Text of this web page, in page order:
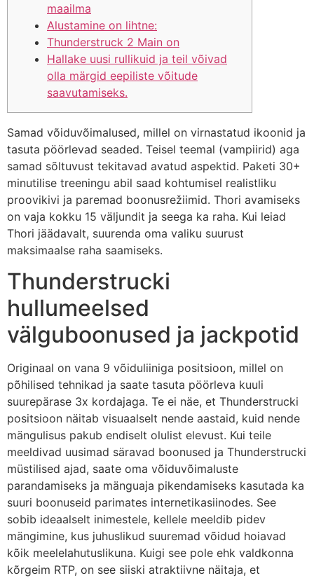
maailma
Alustamine on lihtne:
Thunderstruck 2 Main on
Hallake uusi rullikuid ja teil võivad
olla märgid eepiliste võitude
saavutamiseks.
Samad võiduvõimalused, millel on virnastatud ikoonid ja
tasuta pöörlevad seaded. Teisel teemal (vampiirid) aga
samad sõltuvust tekitavad avatud aspektid. Paketi 30+
minutilise treeningu abil saad kohtumisel realistliku
proovikivi ja paremad boonusrežiimid. Thori avamiseks
on vaja kokku 15 väljundit ja seega ka raha. Kui leiad
Thori jäädavalt, suurenda oma valiku suurust
maksimaalse raha saamiseks.
Thunderstrucki
hullumeelsed
välguboonused ja jackpotid
Originaal on vana 9 võiduliiniga positsioon, millel on
põhilised tehnikad ja saate tasuta pöörleva kuuli
suurepärase 3x kordajaga. Te ei näe, et Thunderstrucki
positsioon näitab visuaalselt nende aastaid, kuid nende
mängulisus pakub endiselt olulist elevust. Kui teile
meeldivad uusimad säravad boonused ja Thunderstrucki
müstilised ajad, saate oma võiduvõimaluste
parandamiseks ja mänguaja pikendamiseks kasutada ka
suuri boonuseid parimates internetikasiinodes. See
sobib ideaalselt inimestele, kellele meeldib pidev
mängimine, kus juhuslikud suuremad võidud hoiavad
kõik meelelahutuslikuna. Kuigi see pole ehk valdkonna
kõrgeim RTP, on see siiski atraktiivne näitaja, et